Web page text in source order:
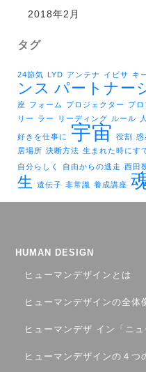
2018年2月
タグ
24節気 LYD アンテナ イビサ キ
ンス パートナー
座 フォーム プロジェクター プ
リー
ラー リーディング ルール
好きを仕事に 宇宙 役割 惑
居場所 決断方法 生まれた時にす
自分らしく
自由からの逃走 西田
生
遺伝子 非常識 養成講座
HUMAN DESIGN
ヒューマンデザインとは
ヒューマンデザインの全体
ヒューマンデザ イン「ニュ
ヒューマンデザインの４つ